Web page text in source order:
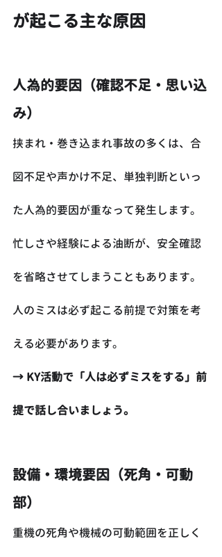
が起こる主な原因
人為的要因（確認不足・思い込
み）
挟まれ・巻き込まれ事故の多くは、合
図不足や声かけ不足、単独判断といっ
た人為的要因が重なって発生します。
忙しさや経験による油断が、安全確認
を省略させてしまうこともあります。
人のミスは必ず起こる前提で対策を考
える必要があります。
→ KY活動で「人は必ずミスをする」前
提で話し合いましょう。
設備・環境要因（死角・可動
部）
重機の死角や機械の可動範囲を正しく